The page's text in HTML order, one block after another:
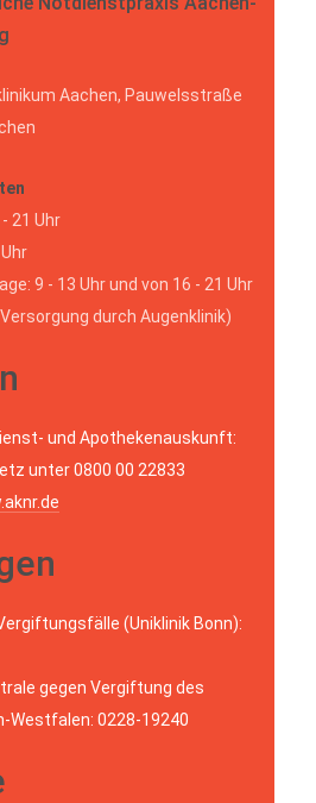
Aachen, Pauwelsstraße
- 21 Uhr
9 - 13 Uhr und von 16 - 21 Uhr
durch Augenklinik)
und Apothekenauskunft:
unter 0800 00 22833
(Uniklinik Bonn):
gegen Vergiftung des
Westfalen: 0228-19240